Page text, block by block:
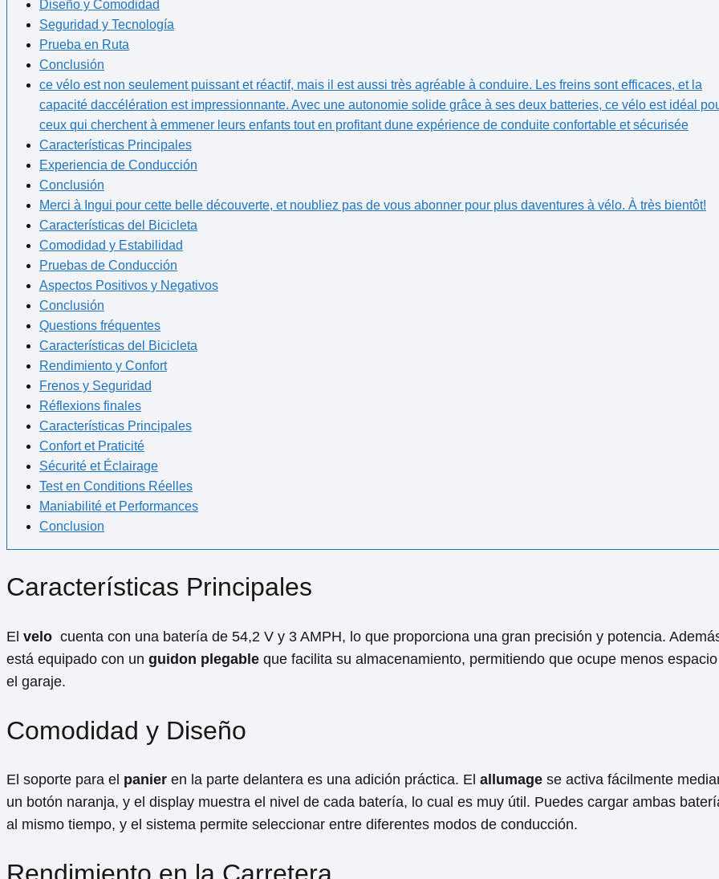
Diseño y Comodidad
Seguridad y Tecnología
Prueba en Ruta
Conclusión
ce vélo est non seulement ⁢puissant et réactif, mais ​il est aussi très agréable à​ conduire.⁤ Les freins sont efficaces, et la
capacité daccélération est ‌impressionnante. Avec une autonomie solide grâce à ses deux batteries, ce vélo est idéal
ceux ‍qui cherchent à emmener leurs enfants tout en profitant dune expérience de conduite confortable et sécurisée
Características Principales
Experiencia de Conducción
Conclusión
Merci à Ingui pour cette belle découverte, et⁣ noubliez pas de vous abonner pour ⁣plus daventures‌ à vélo. À très bientôt!
Características⁢ del ⁤Bicicleta
Comodidad y Estabilidad
Pruebas de Conducción
Aspectos Positivos y Negativos
Conclusión
Questions‍ fréquentes
Características‌ del ⁤Bicicleta
Rendimiento y Confort
Frenos y Seguridad
Réflexions finales
Características Principales
Confort et Praticité
Sécurité ⁣et Éclairage
Test en Conditions Réelles
Maniabilité et Performances
Conclusion
Características Principales
El velo
cuenta con una batería ⁤de 54,2 V y 3 AMPH, lo que proporciona una‍ gran precisión ‍y⁤ potencia.
‍está equipado con ‌un guidon plegable que facilita su almacenamiento, permitiendo que ‌ocupe menos
el garaje.
Comodidad y Diseño
El soporte para el panier en la parte delantera es una adición práctica. ⁢El allumage se activa fácilmente
un botón naranja, y el display muestra el ​nivel de cada batería, lo cual es muy útil. Puedes cargar ambas
al⁣ mismo tiempo, ‌y el sistema permite seleccionar entre diferentes modos de conducción.
Rendimiento en ⁤la Carretera